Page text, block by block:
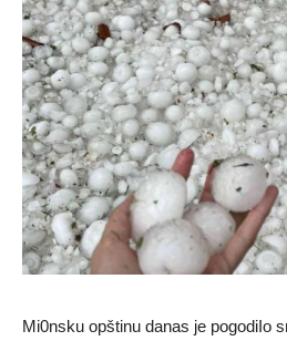
Mi0nsku opštinu danas je pogodiIo